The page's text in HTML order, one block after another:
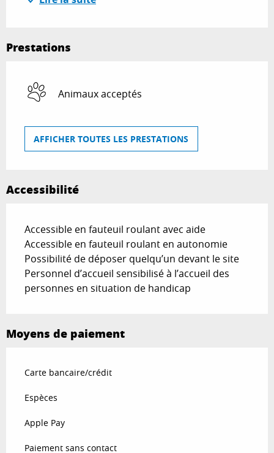
Prestations
Animaux acceptés
AFFICHER TOUTES LES PRESTATIONS
Accessibilité
Accessible en fauteuil roulant avec aide
Accessible en fauteuil roulant en autonomie
Possibilité de déposer quelqu’un devant le site
Personnel d’accueil sensibilisé à l’accueil des
personnes en situation de handicap
Moyens de paiement
Carte bancaire/crédit
Espèces
Apple Pay
Paiement sans contact